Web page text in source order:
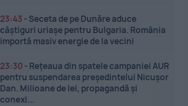
23:43 - Seceta de pe Dunăre aduce
câștiguri uriașe pentru Bulgaria. România
importă masiv energie de la vecini
23:30 - Rețeaua din spatele campaniei AUR
pentru suspendarea președintelui Nicușor
Dan. Milioane de lei, propagandă și
conexi...